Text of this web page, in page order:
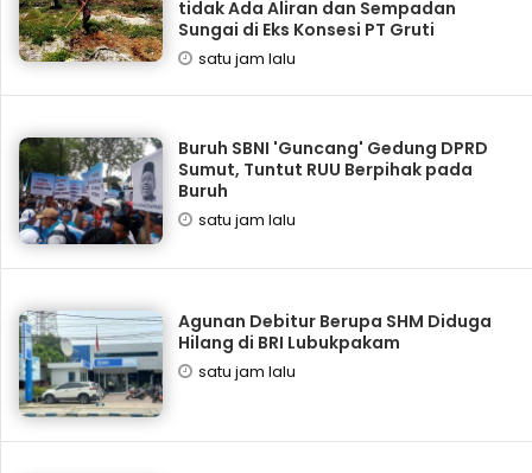
tidak Ada Aliran dan Sempadan
Sungai di Eks Konsesi PT Gruti
satu jam lalu
Buruh SBNI 'Guncang' Gedung DPRD
Sumut, Tuntut RUU Berpihak pada
Buruh
satu jam lalu
Agunan Debitur Berupa SHM Diduga
Hilang di BRI Lubukpakam
satu jam lalu